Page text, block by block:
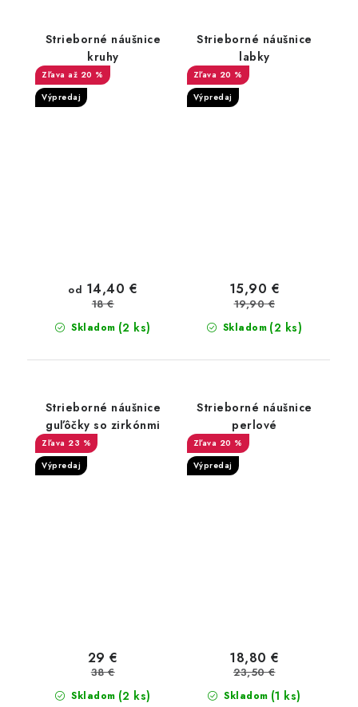
Strieborné náušnice
kruhy
až 20 %
Výpredaj
Skladom (2 ks)
od 14,40 €
18 €
Strieborné náušnice
labky
20 %
Výpredaj
Skladom (2 ks)
15,90 €
19,90 €
Strieborné náušnice
guľôčky so zirkónmi
23 %
Výpredaj
Skladom (2 ks)
29 €
38 €
Strieborné náušnice
perlové
20 %
Výpredaj
Skladom (1 ks)
18,80 €
23,50 €